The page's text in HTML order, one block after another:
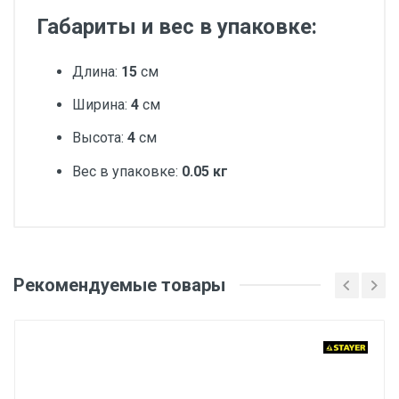
Габариты и вес в упаковке:
Длина: 15 см
Ширина: 4 см
Высота: 4 см
Вес в упаковке: 0.05 кг
Вес
Рекомендуемые товары